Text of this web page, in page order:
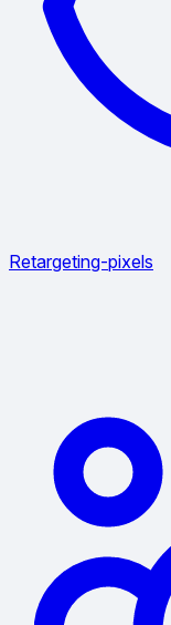
Retargeting-pixels